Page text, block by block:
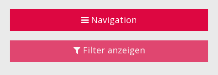
Navigation
Filter anzeigen